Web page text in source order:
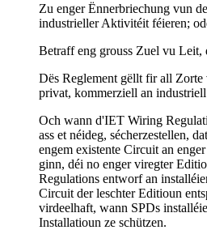
Zu enger Ënnerbriechung vun
industrieller Aktivitéit féieren;
Betraff eng grouss Zuel vu Leit,
Dës Reglement gëllt fir all Zorte
privat, kommerziell an
Och wann d'IET Wiring
ass et néideg, sécherzestellen,
engem existente Circuit an
ginn, déi no enger viregter
Regulations entworf an
Circuit der leschter Editioun
virdeelhaft, wann SPDs
Installatioun ze schützen.